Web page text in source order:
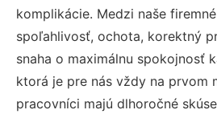
komplikácie. Medzi naše
spoľahlivosť, ochota, korektný
snaha o maximálnu spokojnosť
ktorá je pre nás vždy na prvom
pracovníci majú dlhoročné